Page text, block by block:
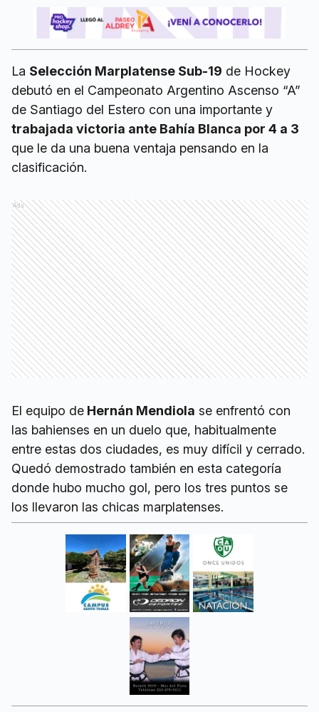
La Selección Marplatense Sub-19 de Hockey
debutó en el Campeonato Argentino Ascenso “A”
de Santiago del Estero con una importante y
trabajada victoria ante Bahía Blanca por 4 a 3
que le da una buena ventaja pensando en la
clasificación.
Ads
El equipo de Hernán Mendiola se enfrentó con
las bahienses en un duelo que, habitualmente
entre estas dos ciudades, es muy difícil y cerrado.
Quedó demostrado también en esta categoría
donde hubo mucho gol, pero los tres puntos se
los llevaron las chicas marplatenses.